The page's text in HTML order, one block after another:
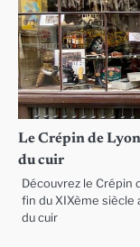
Le Crépin de
du cuir
Découvrez le Crépin
fin du XIXème siècle
du cuir